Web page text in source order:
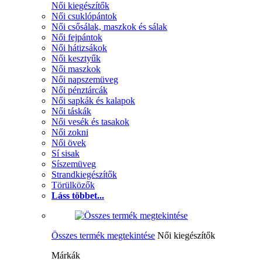
Női kiegészítők
Női csuklópántok
Női csősálak, maszkok és sálak
Női fejpántok
Női hátizsákok
Női kesztyűk
Női maszkok
Női napszemüveg
Női pénztárcák
Női sapkák és kalapok
Női táskák
Női vesék és tasakok
Női zokni
Női övek
Sí sisak
Síszemüveg
Strandkiegészítők
Törülközők
Láss többet...
Összes termék megtekintése Női kiegészítők
Márkák